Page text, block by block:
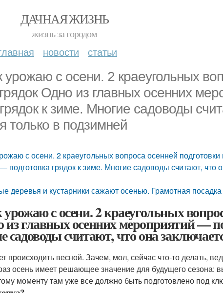
ДАЧНАЯ ЖИЗНЬ
жизнь за городом
новости статьи
урожаю с осени. 2 краеугольных
грядок Одно из главных осенних
к зиме. Многие садоводы
только в подзимней
с осени. 2 краеугольных вопроса осенней
подготовка грядок к зиме. Многие садоводы считают, что
деревья и кустарники сажают осенью. Грамотная
с осени. 2 краеугольных
из главных осенних мероприятий —
садоводы считают, что она
происходить весной. Зачем, мол, сейчас что-то делать,
осень имеет решающее значение для будущего
моменту там уже все должно быть подготовлено под